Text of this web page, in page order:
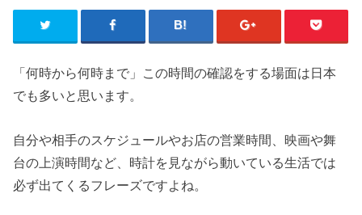
「何時から何時まで」この時間の確認をする場面は日本
でも多いと思います。
自分や相手のスケジュールやお店の営業時間、映画や舞
台の上演時間など、時計を見ながら動いている生活では
必ず出てくるフレーズですよね。